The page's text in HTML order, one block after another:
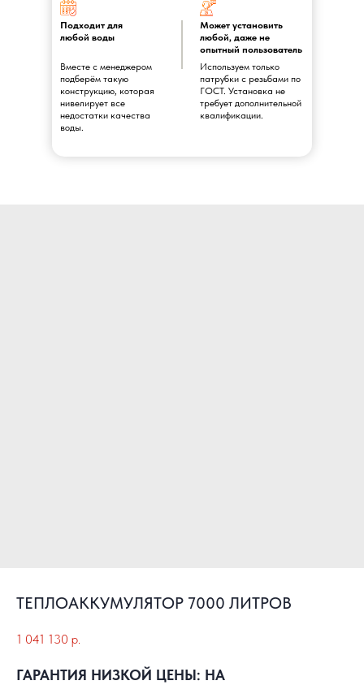
Подходит для
любой воды
Вместе с менеджером
подберём такую
конструкцию, которая
нивелирует все
недостатки качества
воды.
Может установить
любой, даже не
опытный пользователь
Используем только
патрубки с резьбами по
ГОСТ. Установка не
требует дополнительной
квалификации.
ТЕПЛОАККУМУЛЯТОР 7000 ЛИТРОВ
1 041 130 р.
ГАРАНТИЯ НИЗКОЙ ЦЕНЫ: НА